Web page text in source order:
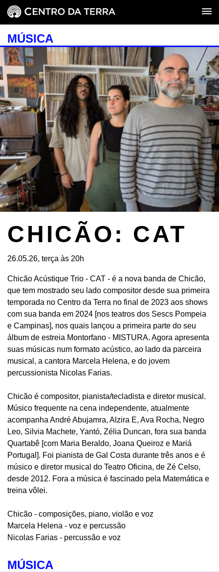
MÚSICA
CHICÃO: CAT
26.05.26, terça às 20h
Chicão Acústique Trio - CAT - é a nova banda de Chicão,
que tem mostrado seu lado compositor desde sua primeira
temporada no Centro da Terra no final de 2023 aos shows
com sua banda em 2024 [nos teatros dos Sescs Pompeia
e Campinas], nos quais lançou a primeira parte do seu
álbum de estreia Montorfano - MISTURA. Agora apresenta
suas músicas num formato acústico, ao lado da parceira
musical, a cantora Marcela Helena, e do jovem
percussionista Nicolas Farias.
Chicão é compositor, pianista/tecladista e diretor musical.
Músico frequente na cena independente, atualmente
acompanha André Abujamra, Alzira E, Ava Rocha, Negro
Leo, Silvia Machete, Yantó, Zélia Duncan, fora sua banda
Quartabê [com Maria Beraldo, Joana Queiroz e Mariá
Portugal]. Foi pianista de Gal Costa durante três anos e é
músico e diretor musical do Teatro Oficina, de Zé Celso,
desde 2012. Fora a música é fascinado pela Matemática e
treina vôlei.
Chicão - composições, piano, violão e voz
Marcela Helena - voz e percussão
Nicolas Farias - percussão e voz
MÚSICA